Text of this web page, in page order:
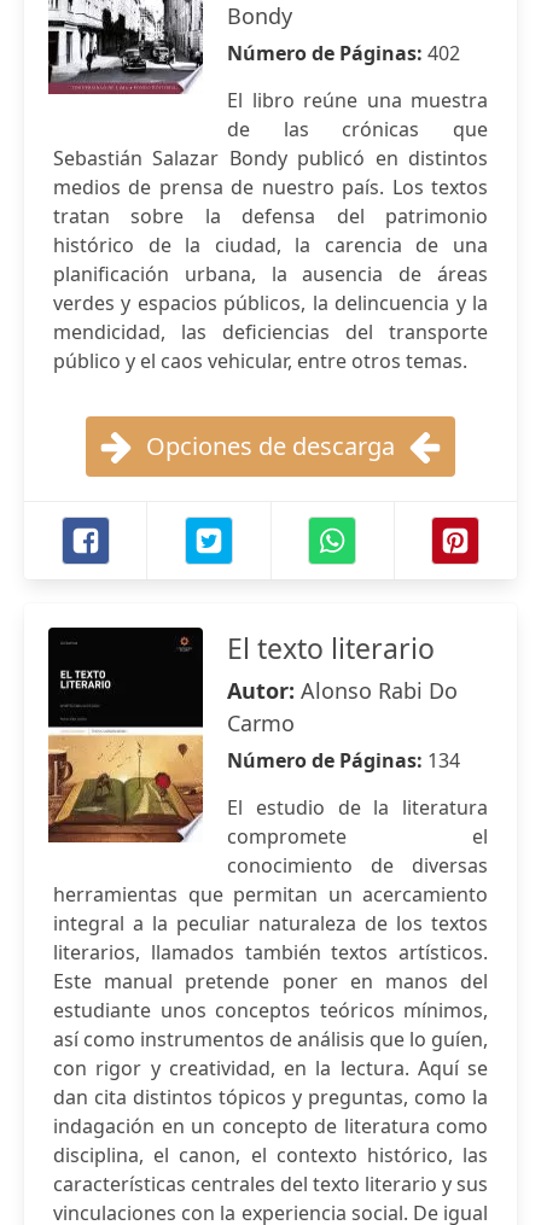
Bondy
Número de Páginas: 402
El libro reúne una muestra
de las crónicas que
Sebastián Salazar Bondy publicó en distintos
medios de prensa de nuestro país. Los textos
tratan sobre la defensa del patrimonio
histórico de la ciudad, la carencia de una
planificación urbana, la ausencia de áreas
verdes y espacios públicos, la delincuencia y la
mendicidad, las deficiencias del transporte
público y el caos vehicular, entre otros temas.
Opciones de descarga
El texto literario
Autor: Alonso Rabi Do
Carmo
Número de Páginas: 134
El estudio de la literatura
compromete el
conocimiento de diversas
herramientas que permitan un acercamiento
integral a la peculiar naturaleza de los textos
literarios, llamados también textos artísticos.
Este manual pretende poner en manos del
estudiante unos conceptos teóricos mínimos,
así como instrumentos de análisis que lo guíen,
con rigor y creatividad, en la lectura. Aquí se
dan cita distintos tópicos y preguntas, como la
indagación en un concepto de literatura como
disciplina, el canon, el contexto histórico, las
características centrales del texto literario y sus
vinculaciones con la experiencia social. De igual